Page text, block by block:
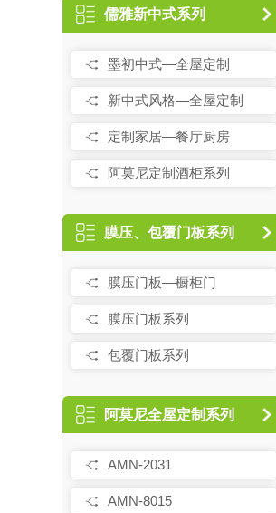
儒雅新中式系列
墨初中式—全屋定制
新中式风格—全屋定制
定制家居—餐厅厨房
阿莫尼定制酒柜系列
膜压、包覆门板系列
膜压门板—橱柜门
膜压门板系列
包覆门板系列
阿莫尼全屋定制系列
AMN-2031
AMN-8015